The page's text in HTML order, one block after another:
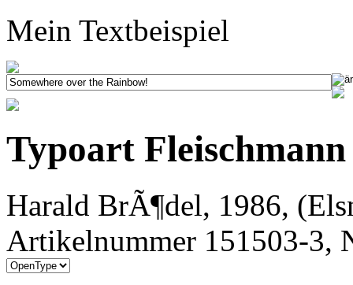
Mein Textbeispiel
Typoart
Harald BrÃ¶del, 1986,
Artikelnummer 151503-3,